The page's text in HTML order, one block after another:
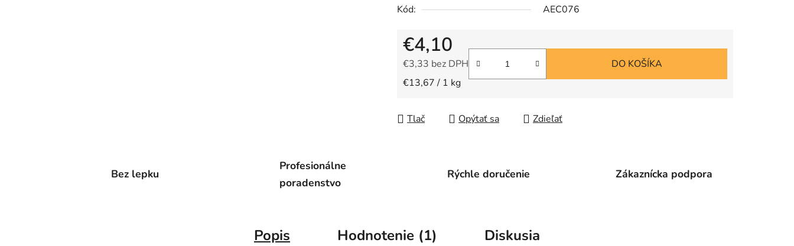
Kód:
AEC076
€4,10
€3,33 bez DPH
Jednotková cena:
€13,67 / 1 kg
DO KOŠÍKA
Tlač Opýtať sa Zdieľať
Bez lepku
Profesionálne
poradenstvo
Rýchle doručenie Zákaznícka podpora
Popis Hodnotenie (1) Diskusia